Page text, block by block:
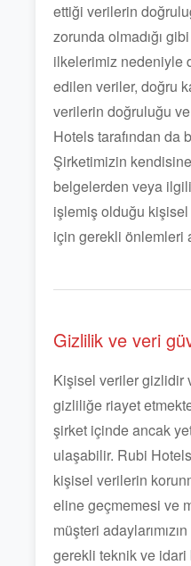
ettiği verilerin
zorunda olmadığı
ilkelerimiz nedeniyle
edilen veriler, doğru
verilerin doğruluğu
Hotels tarafından da
Şirketimizin
belgelerden veya
işlemiş olduğu
için gerekli önlemleri
Gizlilik ve veri
Kişisel veriler gizlidir
gizliliğe riayet
şirket içinde ancak
ulaşabilir. Rubi
kişisel verilerin
eline geçmemesi ve
müşteri
gerekli teknik ve